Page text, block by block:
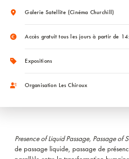
Galerie Satellite (Cinéma Churchill)
Accès gratuit tous les jours à partir de
Expositions
Organisation Les Chiroux
Presence of Liquid Passage, Passage of
de passage liquide, passage de